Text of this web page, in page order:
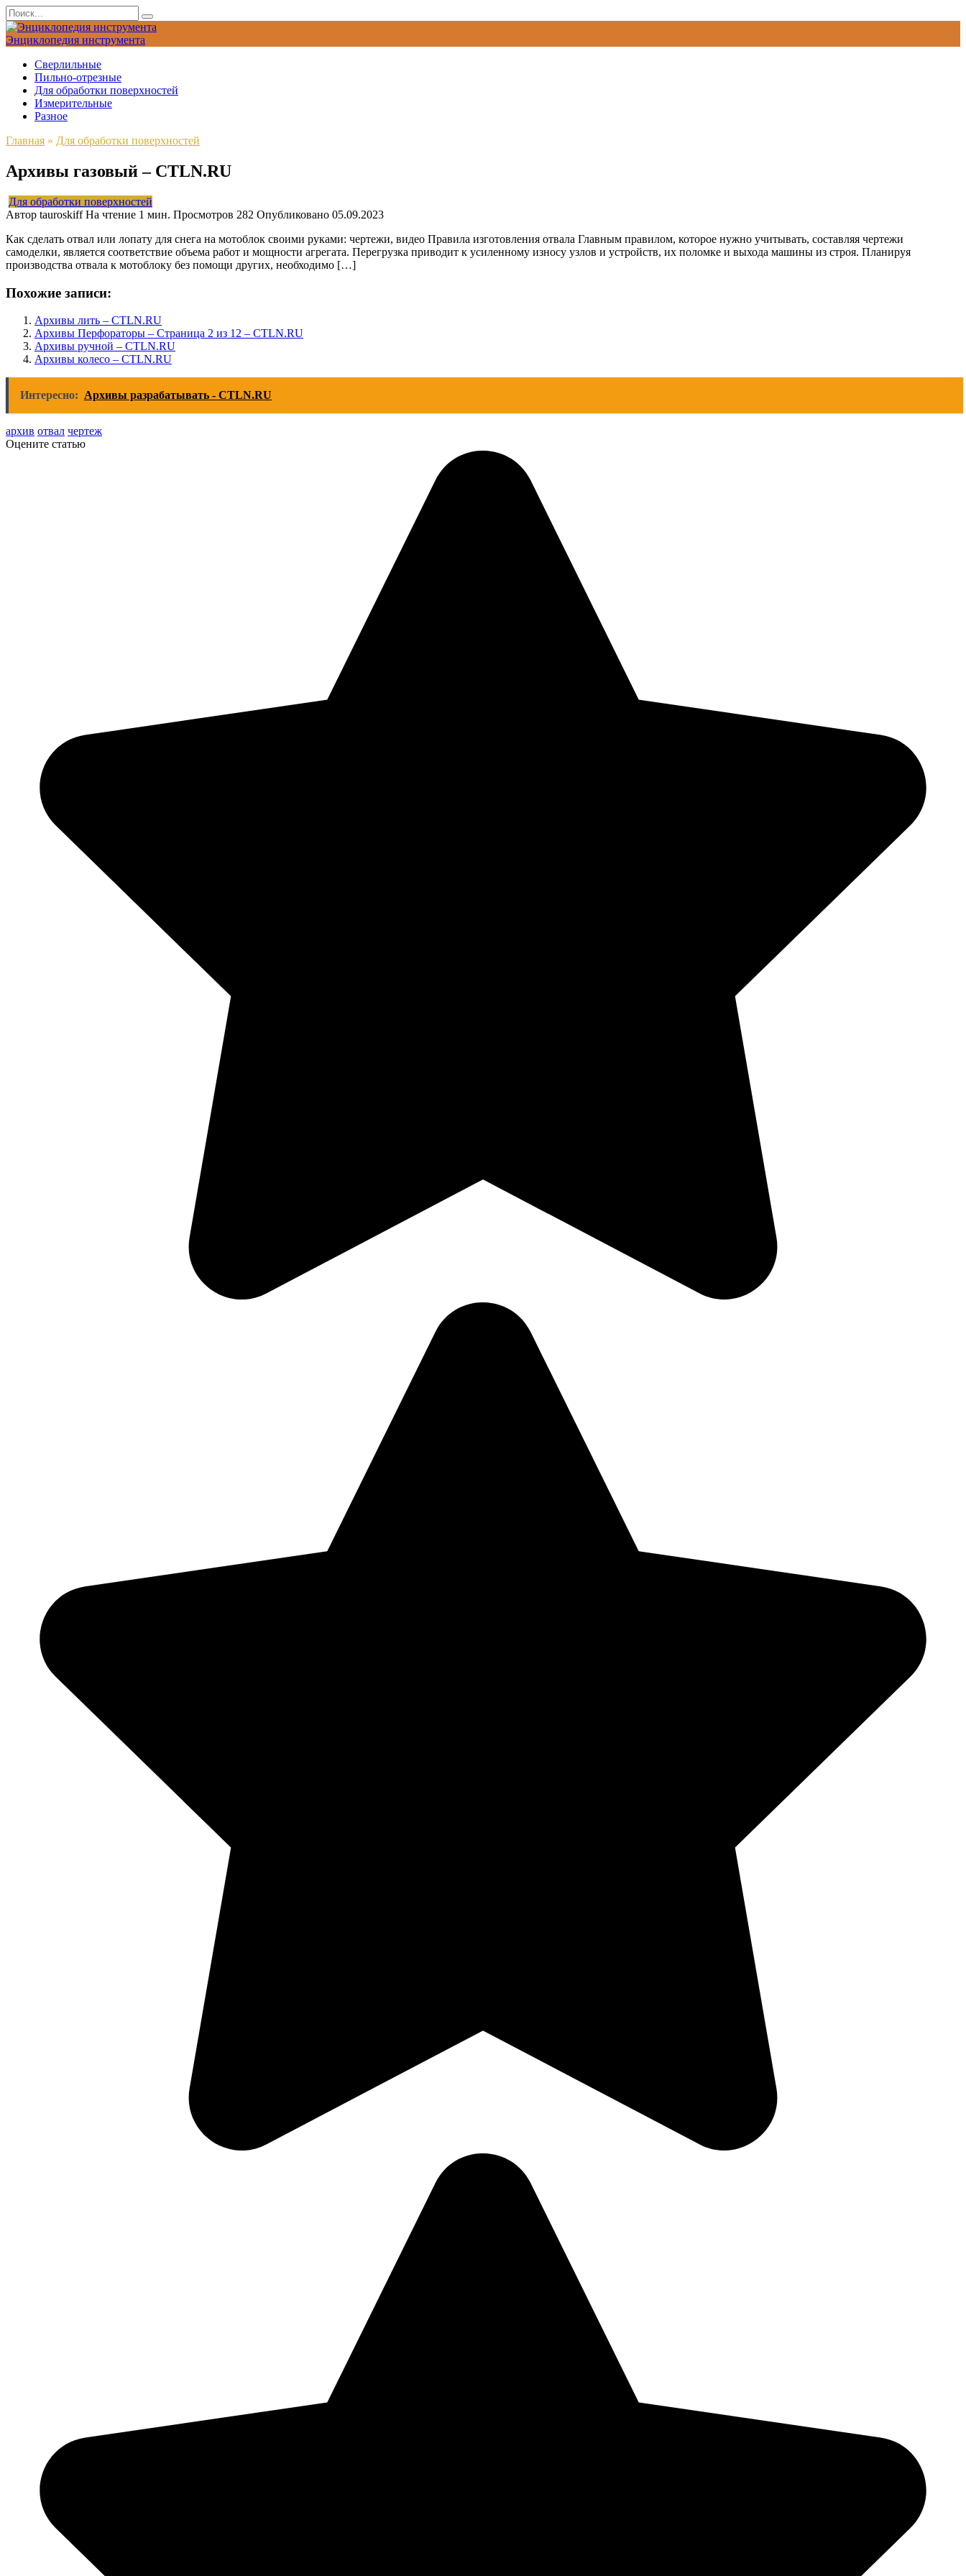
Перейти
к
содержанию
Search
for:
Энциклопедия инструмента
Сверлильные
Пильно-отрезные
Для обработки поверхностей
Измерительные
Разное
Главная » Для обработки поверхностей
Архивы газовый – CTLN.RU
Для обработки поверхностей
Автор tauroskiff На чтение 1 мин. Просмотров 282 Опубликовано 05.09.2023
Как сделать отвал или лопату для снега на мотоблок своими руками: чертежи, видео Правила изготовления отвала Главным правилом, которое нужно учитывать, составляя чертежи
самоделки, является соответствие объема работ и мощности агрегата. Перегрузка приводит к усиленному износу узлов и устройств, их поломке и выхода машины из строя. Планируя
производства отвала к мотоблоку без помощи других, необходимо […]
Похожие записи:
Архивы лить – CTLN.RU
Архивы Перфораторы – Страница 2 из 12 – CTLN.RU
Архивы ручной – CTLN.RU
Архивы колесо – CTLN.RU
Интересно: Архивы разрабатывать - CTLN.RU
архив отвал чертеж
Оцените статью